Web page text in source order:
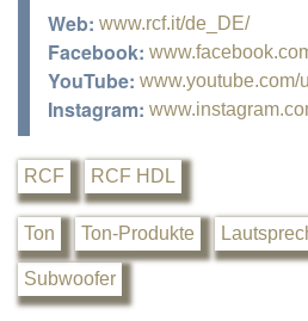
Web: www.rcf.it/de_DE/
Facebook:
YouTube: www.youtube.com/
Instagram:
RCF RCF HDL
Ton Ton-Produkte
Subwoofer